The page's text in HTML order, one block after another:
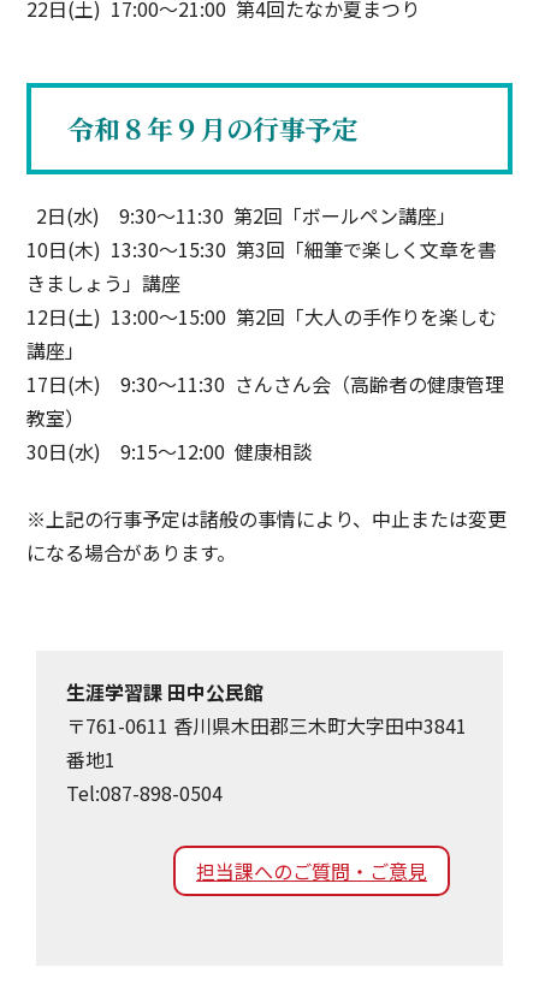
22日(土) 17:00〜21:00 第4回たなか夏まつり
令和８年９月の行事予定
2日(水) 9:30〜11:30 第2回「ボールペン講座」
10日(木) 13:30〜15:30 第3回「細筆で楽しく文章を書
きましょう」講座
12日(土) 13:00〜15:00 第2回「大人の手作りを楽しむ
講座」
17日(木) 9:30〜11:30 さんさん会（高齢者の健康管理
教室）
30日(水) 9:15〜12:00 健康相談
※上記の行事予定は諸般の事情により、中止または変更
になる場合があります。
生涯学習課 田中公民館
〒761-0611 香川県木田郡三木町大字田中3841
番地1
Tel:087-898-0504
担当課へのご質問・ご意見